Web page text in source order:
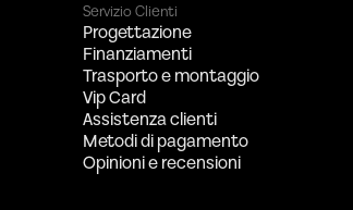
Servizio Clienti
Progettazione
Finanziamenti
Trasporto e montaggio
Vip Card
Assistenza clienti
Metodi di pagamento
Opinioni e recensioni